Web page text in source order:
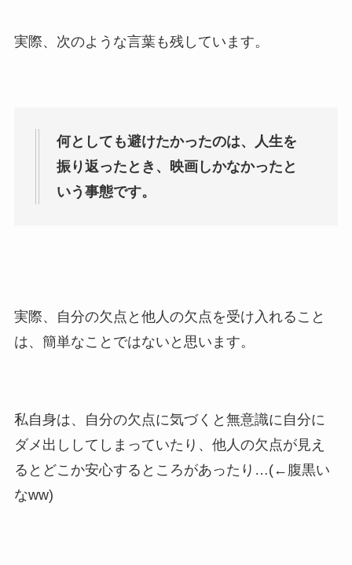
実際、次のような言葉も残しています。
何としても避けたかったのは、人生を
振り返ったとき、映画しかなかったと
いう事態です。
実際、自分の欠点と他人の欠点を受け入れること
は、簡単なことではないと思います。
私自身は、自分の欠点に気づくと無意識に自分に
ダメ出ししてしまっていたり、他人の欠点が見え
るとどこか安心するところがあったり…(←腹黒い
なww)